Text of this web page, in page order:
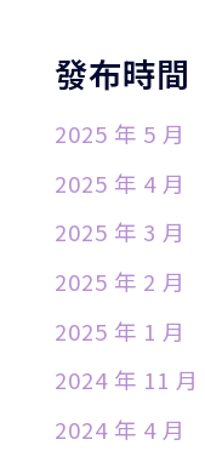
發布時間
2025 年 5 月
2025 年 4 月
2025 年 3 月
2025 年 2 月
2025 年 1 月
2024 年 11 月
2024 年 4 月